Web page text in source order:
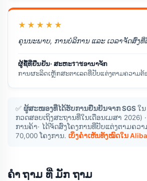
★★★★★
ຄຸນນະພາບ, ການບໍລິການ ແລະ ເວລາຈັດສົ່ງທີ່
ຜູ້ຊື້ທີ່ຢືນຢັນ· ສະຫະราชອານາຈັກ
ການຜະລິດເຫຼັກສະຕາເລດທີ່ປັບແຕ່ງຕາມຄວາມຕ້
✅ ຜູ້ສະໜອງທີ່ໄດ້ຮັບການຢືນຢັນຈາກ SGSໃນ
ກວດສອບເຖິງສະຖານທີ່ໃນເດືອນເມສາ 2026)
ການຄ້າ· ໄດ້ຈັດສົ່ງໂຄງການທີ່ປັບແຕ່ງຕາມຄວ
70,000 ໂຄງການ. ເບິ່ງຄຳເຫັນທັງໝົດໃນ
ຄໍາ ຖາມ ທີ່ ມັກ ຖາມ